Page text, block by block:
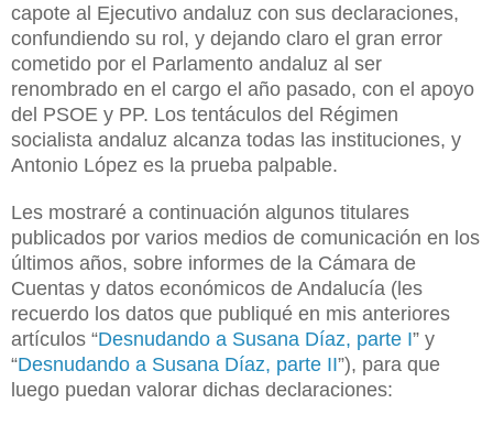
capote al Ejecutivo andaluz con sus declaraciones,
confundiendo su rol, y dejando claro el gran error
cometido por el Parlamento andaluz al ser
renombrado en el cargo el año pasado, con el apoyo
del PSOE y PP. Los tentáculos del Régimen
socialista andaluz alcanza todas las instituciones, y
Antonio López es la prueba palpable.
Les mostraré a continuación algunos titulares
publicados por varios medios de comunicación en los
últimos años, sobre informes de la Cámara de
Cuentas y datos económicos de Andalucía (les
recuerdo los datos que publiqué en mis anteriores
artículos “Desnudando a Susana Díaz, parte I” y
“Desnudando a Susana Díaz, parte II”), para que
luego puedan valorar dichas declaraciones: